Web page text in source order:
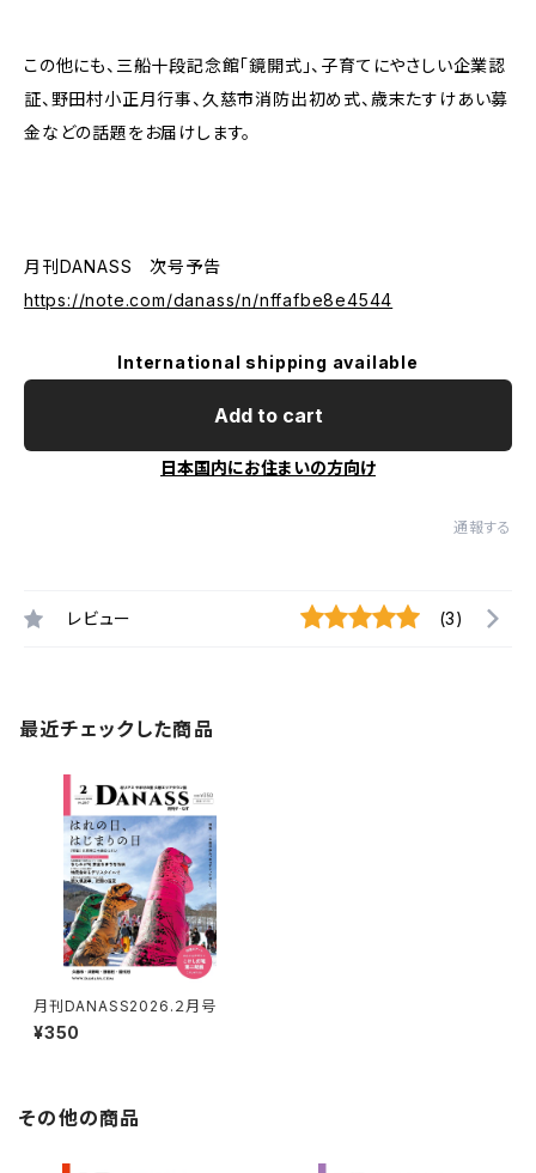
この他にも、三船十段記念館「鏡開式」、子育てにやさしい企業認
証、野田村小正月行事、久慈市消防出初め式、歳末たすけあい募
金などの話題をお届けします。
月刊DANASS 次号予告
https://note.com/danass/n/nffafbe8e4544
International shipping available
Add to cart
日本国内にお住まいの方向け
通報する
レビュー (3)
最近チェックした商品
月刊DANASS2026.２月号
¥350
その他の商品